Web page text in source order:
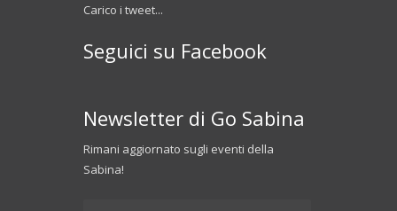
Carico i tweet...
Seguici su Facebook
Newsletter di Go Sabina
Rimani aggiornato sugli eventi della
Sabina!